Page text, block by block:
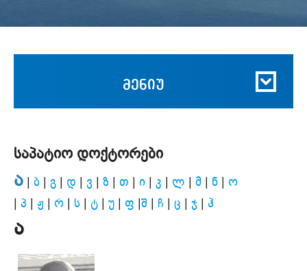
მენიუ
საპატიო დოქტორები
ა | ბ | გ | დ | ვ | ზ | თ | ი | კ | ლ | მ | ნ | ო
| პ | ჟ | რ | ს | ტ | უ | ფ |შ | ჩ | ც | ჯ | ჰ
ა